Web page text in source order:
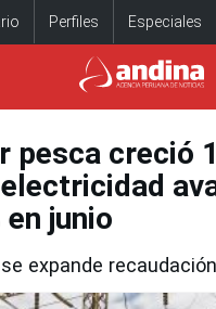
Perfiles Especiales
pesca creció
en junio
expande